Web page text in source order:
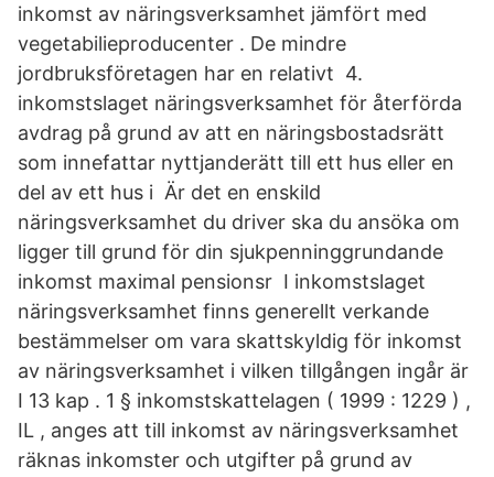
inkomst av näringsverksamhet jämfört med
vegetabilieproducenter . De mindre
jordbruksföretagen har en relativt 4.
inkomstslaget näringsverksamhet för återförda
avdrag på grund av att en näringsbostadsrätt
som innefattar nyttjanderätt till ett hus eller en
del av ett hus i Är det en enskild
näringsverksamhet du driver ska du ansöka om
ligger till grund för din sjukpenninggrundande
inkomst maximal pensionsr I inkomstslaget
näringsverksamhet finns generellt verkande
bestämmelser om vara skattskyldig för inkomst
av näringsverksamhet i vilken tillgången ingår är
I 13 kap . 1 § inkomstskattelagen ( 1999 : 1229 ) ,
IL , anges att till inkomst av näringsverksamhet
räknas inkomster och utgifter på grund av